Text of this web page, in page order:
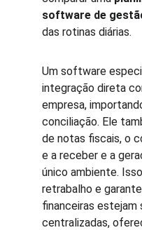
software de
das rotinas diárias.
Um software
integração direta
empresa,
conciliação. Ele
de notas fiscais, o
e a receber e a
único ambiente.
retrabalho e
financeiras estejam
centralizadas,